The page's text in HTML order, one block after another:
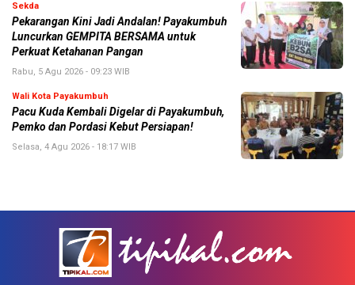
Sekda
Pekarangan Kini Jadi Andalan! Payakumbuh
Luncurkan GEMPITA BERSAMA untuk
Perkuat Ketahanan Pangan
Rabu, 5 Agu 2026 - 09:23 WIB
Wali Kota Payakumbuh
Pacu Kuda Kembali Digelar di Payakumbuh,
Pemko dan Pordasi Kebut Persiapan!
Selasa, 4 Agu 2026 - 18:17 WIB